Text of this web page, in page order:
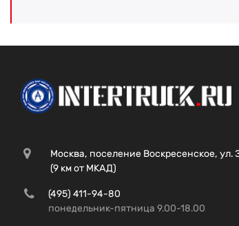
Москва, поселение Воскресенское, ул.
(9 км от МКАД)
(495) 411-94-80
понедельник-пятница 9.00-18.00